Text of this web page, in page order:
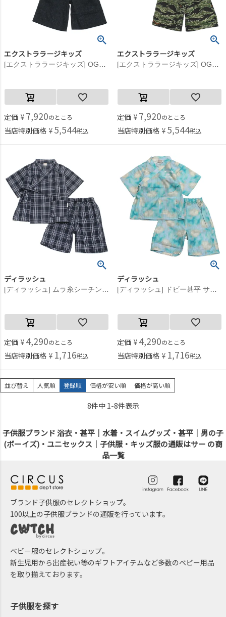
エクストララージキッズ
[エクストララージキッズ] OGプリント甚平 チャコール(81)
定価 ¥ 7,920のところ
当店特別価格 ¥ 5,544税込
エクストララージキッズ
[エクストララージキッズ] OGプリント甚平 カーキ(41)
定価 ¥ 7,920のところ
当店特別価格 ¥ 5,544税込
ディラッシュ
[ディラッシュ] ムラ糸シーチング甚平 ネイビー(NB)
定価 ¥ 4,290のところ
当店特別価格 ¥ 1,716税込
ディラッシュ
[ディラッシュ] ドビー甚平 サックス(SS)
定価 ¥ 4,290のところ
当店特別価格 ¥ 1,716税込
並び替え 人気順 登録順 価格が安い順 価格が高い順
8件中 1-8件表示
子供服ブランド 浴衣・甚平｜水着・スイムグッズ・甚平｜男の子
(ボーイズ)・ユニセックス｜子供服・キッズ服の通販はサー の商
品一覧
ブランド子供服のセレクトショップ。
100以上の子供服ブランドの通販を行っています。
ベビー服のセレクトショップ。
新生児用から出産祝い等のギフトアイテムなど多数のベビー用品
を取り揃えております。
子供服を探す